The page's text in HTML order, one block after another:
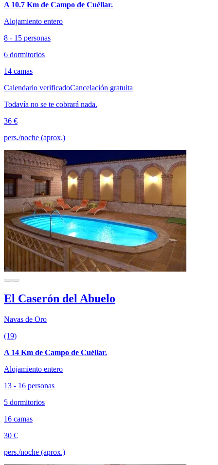
A 10.7 Km de Campo de Cuéllar.
Alojamiento entero
8 - 15 personas
6 dormitorios
14 camas
Calendario verificadoCancelación gratuita
Todavía no se te cobrará nada.
36 €
pers./noche (aprox.)
El Caserón del Abuelo
Navas de Oro
(19)
A 14 Km de Campo de Cuéllar.
Alojamiento entero
13 - 16 personas
5 dormitorios
16 camas
30 €
pers./noche (aprox.)